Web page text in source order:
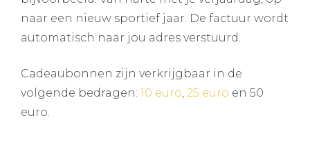
naar een nieuw sportief jaar. De factuur wordt
automatisch naar jou adres verstuurd.
Cadeaubonnen zijn verkrijgbaar in de
volgende bedragen: 10 euro, 25 euro en 50
euro.